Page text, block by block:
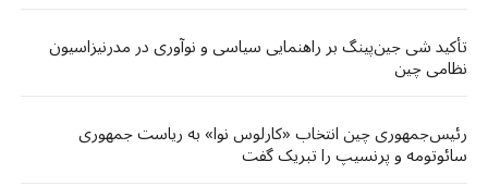
تأکید شی جین‌پینگ بر راهنمایی سیاسی و نوآوری در مدرنیزاسیون
نظامی چین
رئیس‌جمهوری چین انتخاب «کارلوس نوا» به ریاست جمهوری
سائوتومه و پرنسیپ را تبریک گفت